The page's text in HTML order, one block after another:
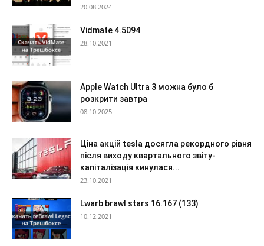
20.08.2024
Vidmate 4.5094
28.10.2021
Apple Watch Ultra 3 можна було б
розкрити завтра
08.10.2025
Ціна акцій tesla досягла рекордного рівня
після виходу квартального звіту-
капіталізація кинулася...
23.10.2021
Lwarb brawl stars 16.167 (133)
10.12.2021